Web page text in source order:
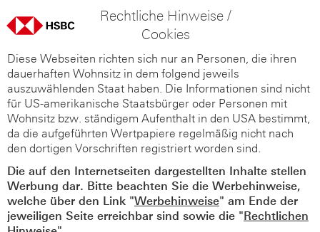
Rechtliche Hinweise /
Cookies
Diese Webseiten richten sich nur an Personen, die ihren
dauerhaften Wohnsitz in dem folgend jeweils
auszuwählenden Staat haben. Die Informationen sind nicht
für US-amerikanische Staatsbürger oder Personen mit
Wohnsitz bzw. ständigem Aufenthalt in den USA bestimmt,
da die aufgeführten Wertpapiere regelmäßig nicht nach
den dortigen Vorschriften registriert worden sind.
Die auf den Internetseiten dargestellten Inhalte stellen
Werbung dar. Bitte beachten Sie die Werbehinweise,
welche über den Link "Werbehinweise" am Ende der
jeweiligen Seite erreichbar sind sowie die "Rechtlichen